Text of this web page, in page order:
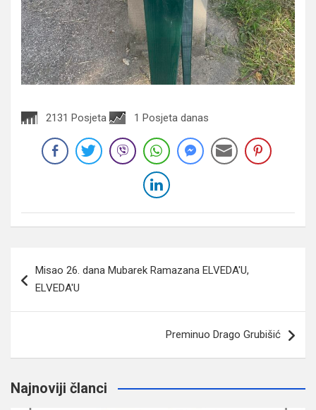
2131 Posjeta 1 Posjeta danas
članaka
Misao 26. dana Mubarek Ramazana ELVEDA'U,
ELVEDA'U
Preminuo Drago Grubišić
Najnoviji članci